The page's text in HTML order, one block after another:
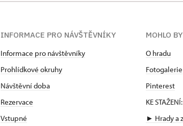
INFORMACE PRO NÁVŠTĚVNÍKY
Informace pro návštěvníky
Prohlídkové okruhy
Návštěvní doba
Rezervace
Vstupné
MOHLO
O hradu
Fotogalerie
Pinterest
KE STAŽENÍ:
► Hrady a